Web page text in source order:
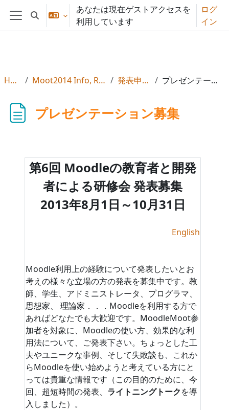
メインコンテンツへスキップする
サイドパネル
検索入力に切り替える
あなたは現在ゲストアクセスを
利用しています
ログ
イン
Home Moot2014 Info, Reg & Subs 発表申し込み プレゼンテーション募集
プレゼンテーション募集
第6回 Moodleの教育者と開発
者による研修会 発表募集
2013年8月1日～10月31日
English
Moodle利用上の経験について発表したいとお
考えの様々な立場の方の発表を募集中です。教
師、学生、アドミニストレータ、プログラマ、
思想家、 理論家．．．Moodleを利用する方で
あればどなたでも大歓迎です。MoodleMoot参
加者を対象に、Moodleの使い方、効果的な利
用法について、ご発表下さい。ちょっとした工
夫やユニークな事例、そして失敗談も、これか
らMoodleを使い始めようと考えている方にと
っては貴重な情報です（この目的のために、今
回、超短時間の発表、 ライトニングトークを導
入しました）。